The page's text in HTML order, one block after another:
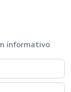
informativo